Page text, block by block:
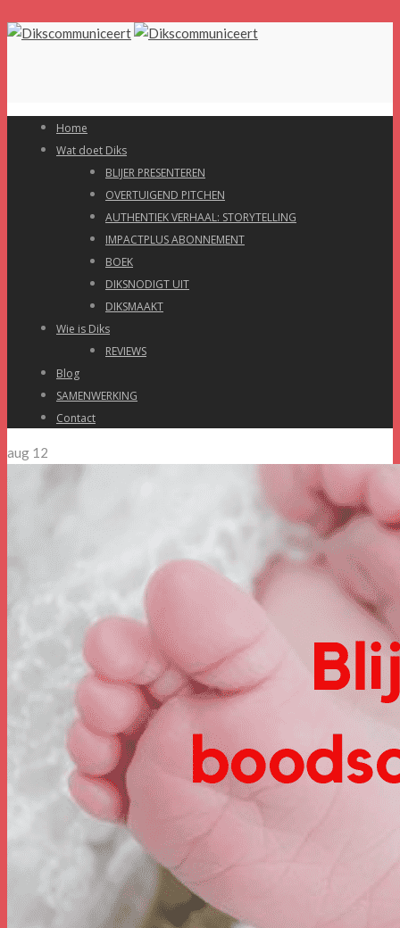
Home
Wat doet Diks
BLIJER PRESENTEREN
OVERTUIGEND PITCHEN
AUTHENTIEK VERHAAL: STORYTELLING
IMPACTPLUS ABONNEMENT
BOEK
DIKSNODIGT UIT
DIKSMAAKT
Wie is Diks
REVIEWS
Blog
SAMENWERKING
Contact
aug 12